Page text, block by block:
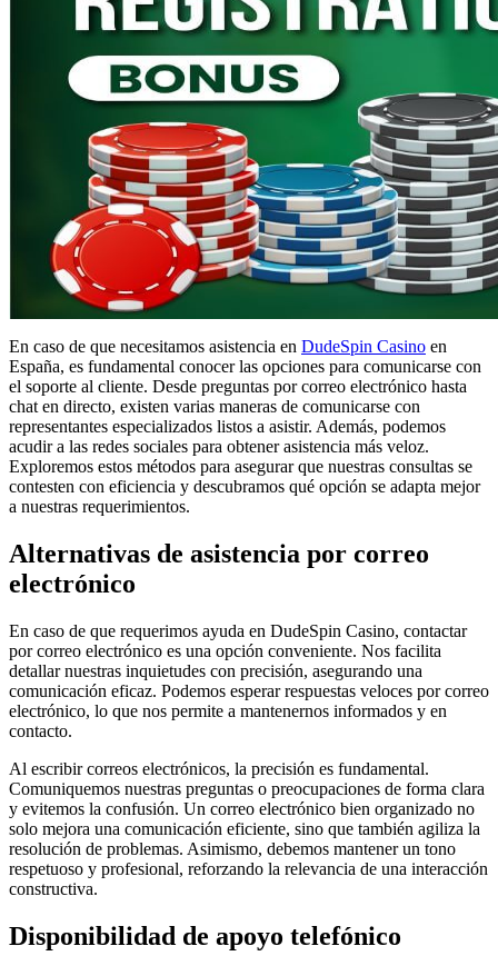
En caso de que necesitamos asistencia en DudeSpin Casino en
España, es fundamental conocer las opciones para comunicarse con
el soporte al cliente. Desde preguntas por correo electrónico hasta
chat en directo, existen varias maneras de comunicarse con
representantes especializados listos a asistir. Además, podemos
acudir a las redes sociales para obtener asistencia más veloz.
Exploremos estos métodos para asegurar que nuestras consultas se
contesten con eficiencia y descubramos qué opción se adapta mejor
a nuestras requerimientos.
Alternativas de asistencia por correo
electrónico
En caso de que requerimos ayuda en DudeSpin Casino, contactar
por correo electrónico es una opción conveniente. Nos facilita
detallar nuestras inquietudes con precisión, asegurando una
comunicación eficaz. Podemos esperar respuestas veloces por correo
electrónico, lo que nos permite a mantenernos informados y en
contacto.
Al escribir correos electrónicos, la precisión es fundamental.
Comuniquemos nuestras preguntas o preocupaciones de forma clara
y evitemos la confusión. Un correo electrónico bien organizado no
solo mejora una comunicación eficiente, sino que también agiliza la
resolución de problemas. Asimismo, debemos mantener un tono
respetuoso y profesional, reforzando la relevancia de una interacción
constructiva.
Disponibilidad de apoyo telefónico